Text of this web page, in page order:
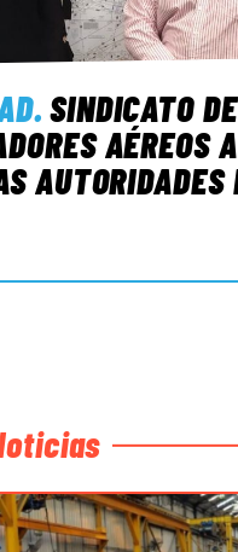
.SINDICATO DE
AÉREOS
AUTORIDADES